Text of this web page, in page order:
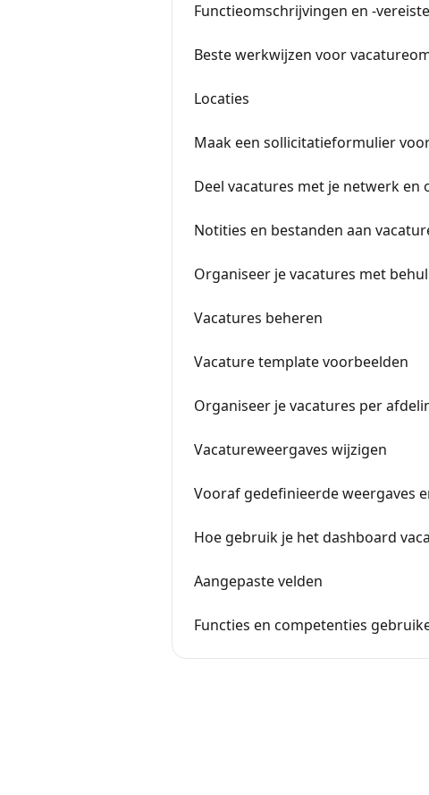
Functieomschrijvingen en -
Beste werkwijzen voor
Locaties
Maak een sollicitatieformulier
Deel vacatures met je netwerk en
Notities en bestanden aan
Organiseer je vacatures met
Vacatures beheren
Vacature template voorbeelden
Organiseer je vacatures per
Vacatureweergaves wijzigen
Vooraf gedefinieerde weergaves
Hoe gebruik je het dashboard
Aangepaste velden
Functies en competenties